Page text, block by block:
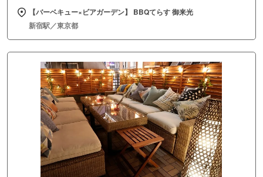
【バーベキュー×ビアガーデン】 BBQてらす 御来光
新宿駅／東京都